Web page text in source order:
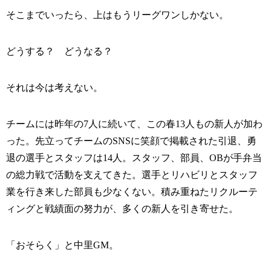
そこまでいったら、上はもうリーグワンしかない。
どうする？ どうなる？
それは今は考えない。
チームには昨年の7人に続いて、この春13人もの新人が加わ
った。先立ってチームのSNSに笑顔で掲載された引退、勇
退の選手とスタッフは14人。スタッフ、部員、OBが手弁当
の総力戦で活動を支えてきた。選手とリハビリとスタッフ
業を行き来した部員も少なくない。積み重ねたリクルーテ
ィングと戦績面の努力が、多くの新人を引き寄せた。
「おそらく」と中里GM。